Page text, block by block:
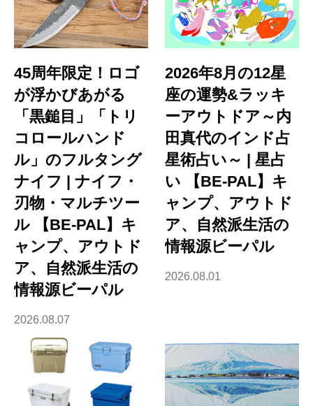
45周年限定！ロゴ
が浮かびあがる
「黒鎚目」「トリ
コロールハンド
ル」のフルタング
ナイフ | ナイフ・
刃物・マルチツー
ル 【BE-PAL】キ
ャンプ、アウトド
ア、自然派生活の
情報源ビーパル
2026.08.07
2026年8月の12星
座の運勢&ラッキ
ーアウトドア～内
田真代のインド占
星術占い～ | 星占
い 【BE-PAL】キ
ャンプ、アウトド
ア、自然派生活の
情報源ビーパル
2026.08.01